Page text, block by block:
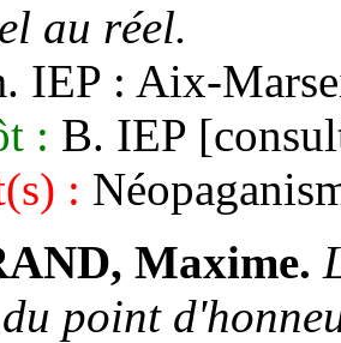
au réel.
IEP : Aix-
: B. IEP
:
Maxime.
point